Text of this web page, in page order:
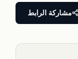
مشاركة الرابط